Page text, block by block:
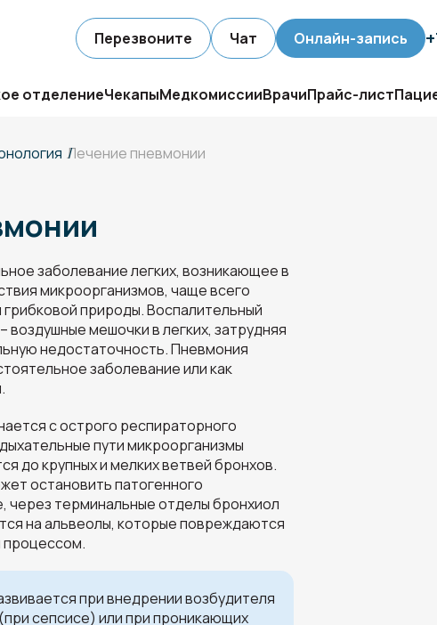
Перезвоните Чат Онлайн-запись
отделениеЧекапыМедкомиссииВрачиПрайс-лист
Лечение пневмонии
заболевание легких, возникающее в
микроорганизмов, чаще всего
природы. Воспалительный
мешочки в легких, затрудняя
недостаточность. Пневмония
заболевание или как
с острого респираторного
пути микроорганизмы
до крупных и мелких ветвей бронхов.
остановить патогенного
через терминальные отделы бронхиол
на альвеолы, которые повреждаются
процессом.
при внедрении возбудителя
сепсисе) или при проникающих